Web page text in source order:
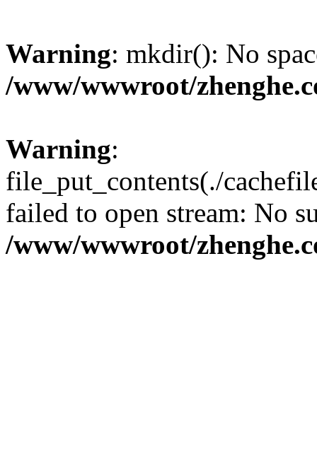
Warning: mkdir(): No
/www/wwwroot/
Warning:
file_put_contents(./
failed to open stream: No
/www/wwwroot/